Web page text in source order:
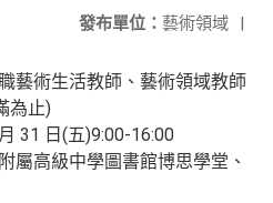
發布單位： 藝術領域 |
藝術生活教師、藝術領域教師
為止)
31 日(五)9:00-16:00
屬高級中學圖書館博思學堂、